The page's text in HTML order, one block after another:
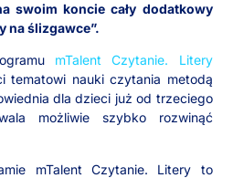
swoim koncie cały dodatkowy
na ślizgawce”.
mTalent Czytanie. Litery
tematowi nauki czytania metodą
dla dzieci już od trzeciego
możliwie szybko rozwinąć
mTalent Czytanie. Litery to